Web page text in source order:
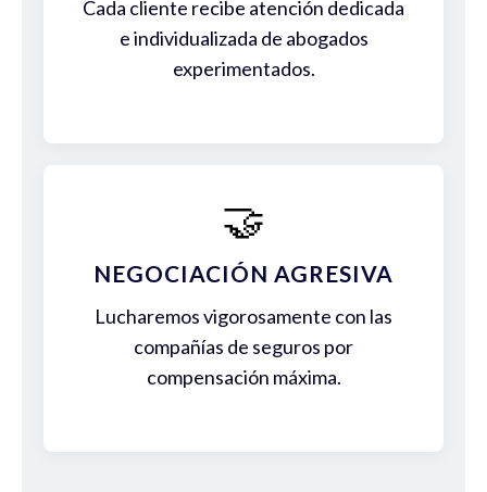
Cada cliente recibe atención dedicada
e individualizada de abogados
experimentados.
🤝
NEGOCIACIÓN AGRESIVA
Lucharemos vigorosamente con las
compañías de seguros por
compensación máxima.